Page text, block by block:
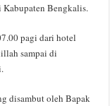
Bengkalis.
pagi dari hotel
sampai di
disambut oleh Bapak